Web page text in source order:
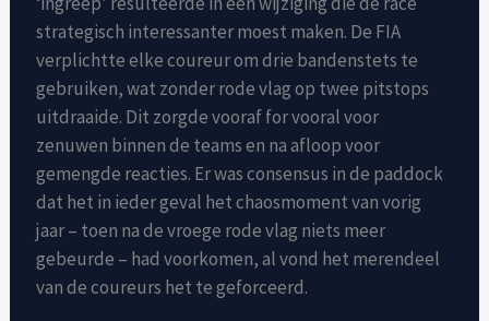
strategisch interessanter moest maken. De FIA
verplichtte elke coureur om drie bandenstets te
gebruiken, wat zonder rode vlag op twee pitstops
uitdraaide. Dit zorgde vooraf for vooral voor
zenuwen binnen de teams en na afloop voor
gemengde reacties. Er was consensus in de paddock
dat het in ieder geval het chaosmoment van vorig
jaar – toen na de vroege rode vlag niets meer
gebeurde – had voorkomen, al vond het merendeel
van de coureurs het te geforceerd.